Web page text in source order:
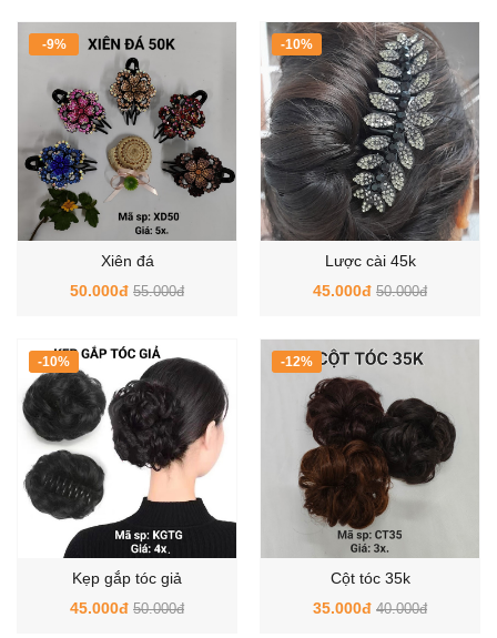
Xiên đá
50.000đ 55.000đ
-9%
Lược cài 45k
45.000đ 50.000đ
-10%
Kẹp gắp tóc giả
45.000đ 50.000đ
-10%
Cột tóc 35k
35.000đ 40.000đ
-12%